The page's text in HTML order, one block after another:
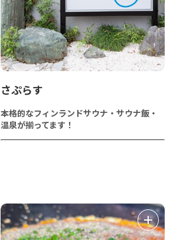
さぷらす
本格的なフィンランドサウナ・サウナ飯・
温泉が揃ってます！